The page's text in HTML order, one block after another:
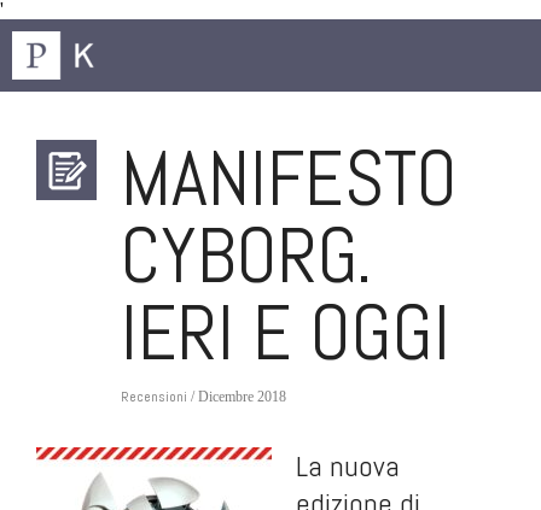
'
MANIFESTO
CYBORG.
IERI E OGGI
Recensioni / Dicembre 2018
La nuova